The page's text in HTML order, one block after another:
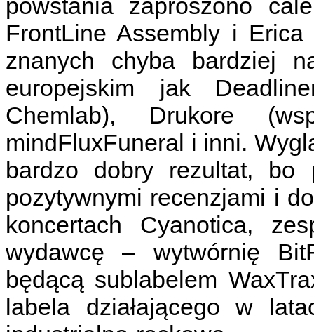
powstania zaproszono
FrontLine Assembly i
znanych chyba bardziej
europejskim jak
Chemlab), Drukore
mindFluxFuneral i inni.
bardzo dobry rezultat, bo
pozytywnymi recenzjami i
koncertach Cyanotica,
wydawcę – wytwórnię
będącą sublabelem
labela działającego w